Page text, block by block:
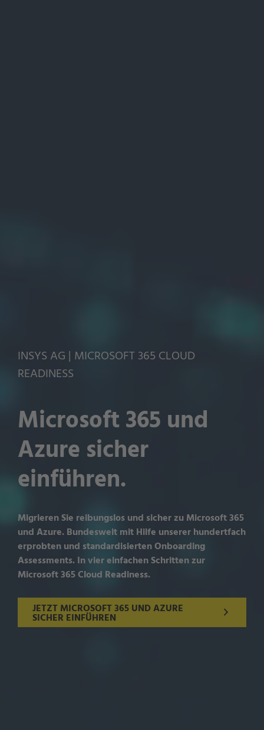
INSYS AG | MICROSOFT 365 CLOUD
READINESS
Microsoft 365 und
Azure sicher
einführen.
Migrieren Sie reibungslos und sicher zu Microsoft 365
und Azure. Bundesweit mit Hilfe unserer hundertfach
erprobten und standardisierten Onboarding
Assessments. In vier einfachen Schritten zur
Microsoft 365 Cloud Readiness.
JETZT MICROSOFT 365 UND AZURE
SICHER EINFÜHREN